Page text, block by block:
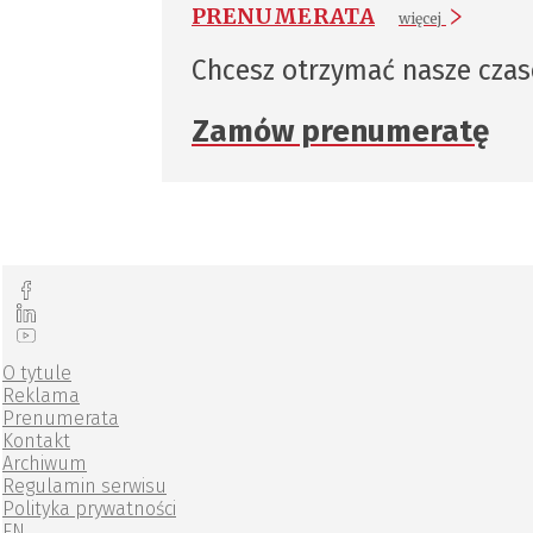
PRENUMERATA więcej
Chcesz otrzymać nasze
Zamów prenumeratę
O tytule
Reklama
Prenumerata
Kontakt
Archiwum
Regulamin serwisu
Polityka prywatności